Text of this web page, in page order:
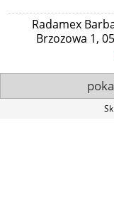
Radamex
Brzozowa 1,